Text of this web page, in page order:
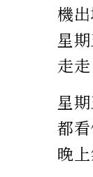
機
星
走
星
都
晚